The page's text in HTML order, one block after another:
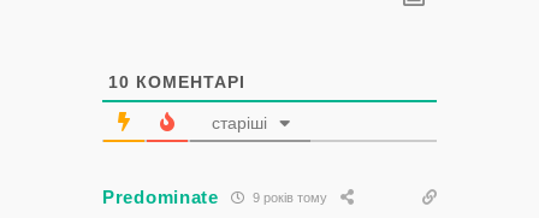
10 КОМЕНТАРІ
старіші
Predominate 9 років тому